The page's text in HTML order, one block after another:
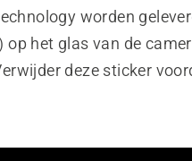
worden
het glas van de
deze sticker